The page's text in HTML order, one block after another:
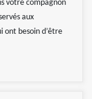
votre compagnon
aux
ont besoin d’être